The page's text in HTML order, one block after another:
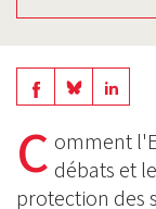
Share
on
Facebook
Share
BlueSky
Share
C omment
débats et
protection des